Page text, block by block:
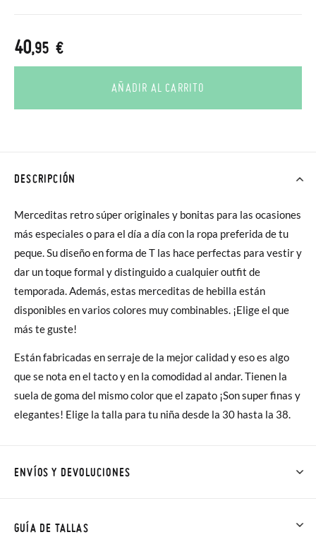
40,95 €
AÑADIR AL CARRITO
DESCRIPCIÓN
Merceditas retro súper originales y bonitas para las ocasiones
más especiales o para el día a día con la ropa preferida de tu
peque. Su diseño en forma de T las hace perfectas para vestir y
dar un toque formal y distinguido a cualquier outfit de
temporada. Además, estas merceditas de hebilla están
disponibles en varios colores muy combinables. ¡Elige el que
más te guste!
Están fabricadas en serraje de la mejor calidad y eso es algo
que se nota en el tacto y en la comodidad al andar. Tienen la
suela de goma del mismo color que el zapato ¡Son super finas y
elegantes! Elige la talla para tu niña desde la 30 hasta la 38.
ENVÍOS Y DEVOLUCIONES
Talla/Color también son GRATIS y puedes realizarlos hasta en
GUÍA DE TALLAS